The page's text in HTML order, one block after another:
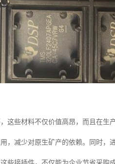
这些材料不仅价值高昂，而且在生
，减少对原生矿产的依赖。同时，